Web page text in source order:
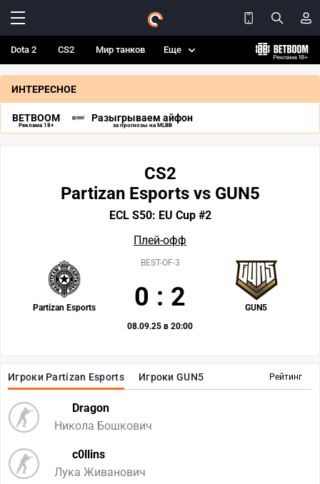
Dota 2 CS2 Мир танков Еще
ИНТЕРЕСНОЕ
BETBOOM
Реклама 18+
Разыгрываем айфон
за прогнозы на MLBB
Рейтинг
Игроки Partizan Esports Игроки GUN5
Dragon
Никола Бошкович
c0llins
Лука Живанович
CS2
Partizan Esports vs GUN5
ECL S50: EU Cup #2
Плей-офф
Partizan Esports GUN5
BEST-OF-3
0 : 2
08.09.25 в 20:00